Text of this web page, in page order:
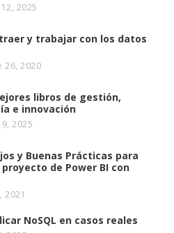
2025
y trabajar con los datos
26, 2020
libros de gestión,
e innovación
2025
y Buenas Prácticas para
de Power BI con
2021
NoSQL en casos reales